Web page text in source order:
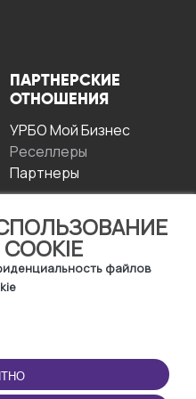
файлов
ПАРТНЕРСКИЕ
ОТНОШЕНИЯ
УРБО Мой Бизнес
Реселлеры
Партнеры
ПРИЛОЖЕНИЕ